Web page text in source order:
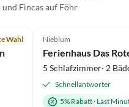
Fincas auf Föhr
Wahl Nieblum
Ferienhaus Das
5 Schlafzimmer· 2
Schnellantworter
5% Rabatt· Last